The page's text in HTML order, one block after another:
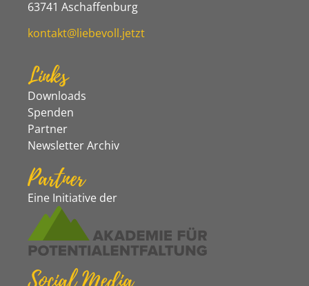
63741 Aschaffenburg
kontakt@liebevoll.jetzt
Links
Downloads
Spenden
Partner
Newsletter Archiv
Partner
Eine Initiative der